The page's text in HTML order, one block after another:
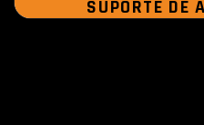
SUPORTE DE